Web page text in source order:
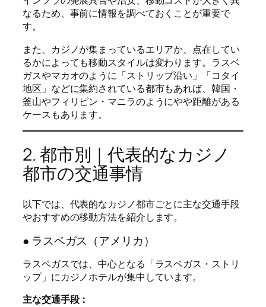
なるため、事前に情報を調べておくことが重要で
す。
また、カジノが集まっているエリアか、点在してい
るかによっても移動スタイルは変わります。ラスベ
ガスやマカオのように「ストリップ沿い」「コタイ
地区」などに集約されている都市もあれば、韓国・
釜山やフィリピン・マニラのようにやや距離がある
ケースもあります。
2. 都市別｜代表的なカジノ
都市の交通事情
以下では、代表的なカジノ都市ごとに主な交通手段
やおすすめの移動方法を紹介します。
● ラスベガス（アメリカ）
ラスベガスでは、中心となる「ラスベガス・ストリ
ップ」にカジノホテルが集中しています。
主な交通手段：